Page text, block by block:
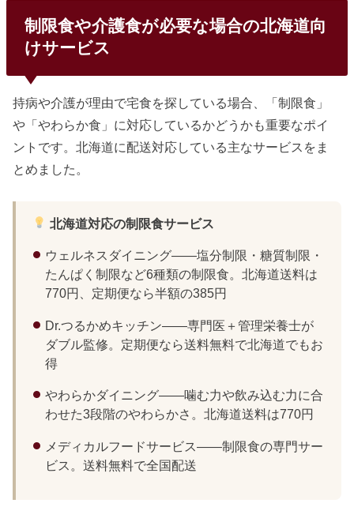
制限食や介護食が必要な場合の北海道向
けサービス
持病や介護が理由で宅食を探している場合、「制限食」
や「やわらか食」に対応しているかどうかも重要なポイ
ントです。北海道に配送対応している主なサービスをま
とめました。
北海道対応の制限食サービス
ウェルネスダイニング——塩分制限・糖質制限・
たんぱく制限など6種類の制限食。北海道送料は
770円、定期便なら半額の385円
Dr.つるかめキッチン——専門医＋管理栄養士が
ダブル監修。定期便なら送料無料で北海道でもお
得
やわらかダイニング——噛む力や飲み込む力に合
わせた3段階のやわらかさ。北海道送料は770円
メディカルフードサービス——制限食の専門サー
ビス。送料無料で全国配送